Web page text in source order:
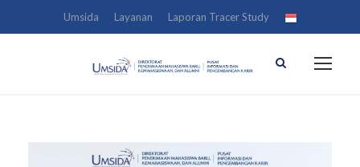
Umsida Layanan Laporan Tracer Study